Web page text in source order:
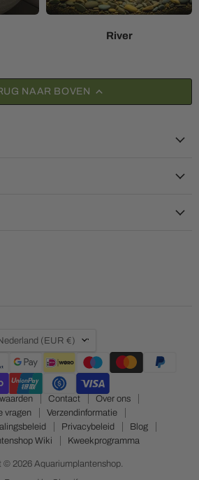
River
NAAR BOVEN
(EUR €)
Contact
Over ons
vragen
Verzendinformatie
Privacybeleid
Blog
Wiki
Kweekprogramma
© 2026 Aquariumplantenshop.